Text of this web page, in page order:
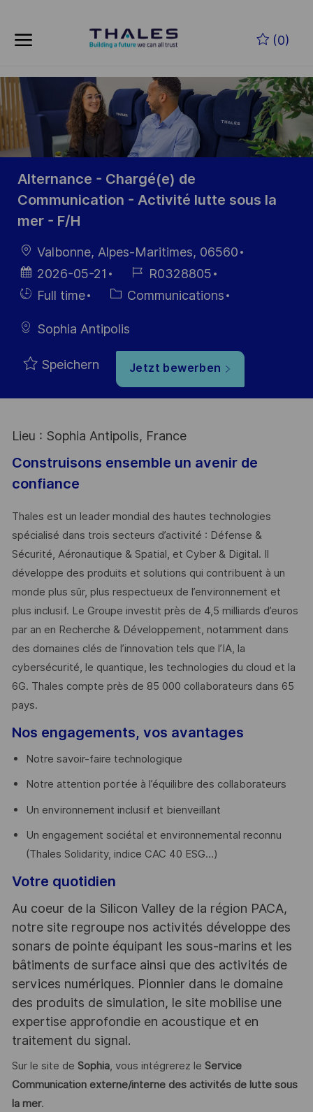
(0)
-
Alternance - Chargé(e) de
Communication - Activité lutte sous la
mer - F/H
Ort Valbonne, Alpes-Maritimes, 06560
Datum der
Veröffentlichung
2026-05-21
Job-
ID
R0328805
Einstellunngstyp
Full time Kategorie
Communications
Sophia Antipolis
Speichern Jetzt bewerben
Lieu : Sophia Antipolis, France
Construisons ensemble un avenir de
confiance
Thales est un leader mondial des hautes technologies
spécialisé dans trois secteurs d’activité : Défense &
Sécurité, Aéronautique & Spatial, et Cyber & Digital. Il
développe des produits et solutions qui contribuent à un
monde plus sûr, plus respectueux de l’environnement et
plus inclusif. Le Groupe investit près de 4,5 milliards d’euros
par an en Recherche & Développement, notamment dans
des domaines clés de l’innovation tels que l’IA, la
cybersécurité, le quantique, les technologies du cloud et la
6G. Thales compte près de 85 000 collaborateurs dans 65
pays. ​
Nos engagements, vos avantages
Notre savoir-faire technologique
Notre attention portée à l’équilibre des collaborateurs
Un environnement inclusif et bienveillant
Un engagement sociétal et environnemental reconnu
(Thales Solidarity, indice CAC 40 ESG…)
Votre quotidien
Au coeur de la Silicon Valley de la région PACA,
notre site regroupe nos activités développe des
sonars de pointe équipant les sous-marins et les
bâtiments de surface ainsi que des activités de
services numériques. Pionnier dans le domaine
des produits de simulation, le site mobilise une
expertise approfondie en acoustique et en
traitement du signal.
Sur le site de Sophia, vous intégrerez le Service
Communication externe/interne des activités de lutte sous
la mer.